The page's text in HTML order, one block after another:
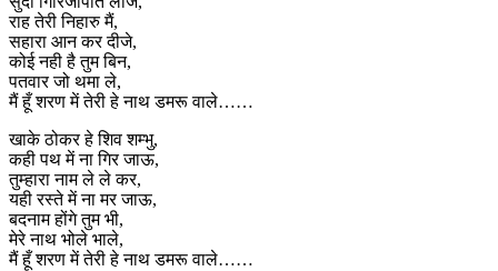
राह तेरी निहारु मैं,
सहारा आन कर दीजे,
कोई नही है तुम बिन,
पतवार जो थमा ले,
मैं हूँ शरण में तेरी हे नाथ डमरू वाले……
खाके ठोकर हे शिव शम्भु,
कही पथ में ना गिर जाऊ,
तुम्हारा नाम ले ले कर,
यही रस्ते में ना मर जाऊ,
बदनाम होंगे तुम भी,
मेरे नाथ भोले भाले,
मैं हूँ शरण में तेरी हे नाथ डमरू वाले……